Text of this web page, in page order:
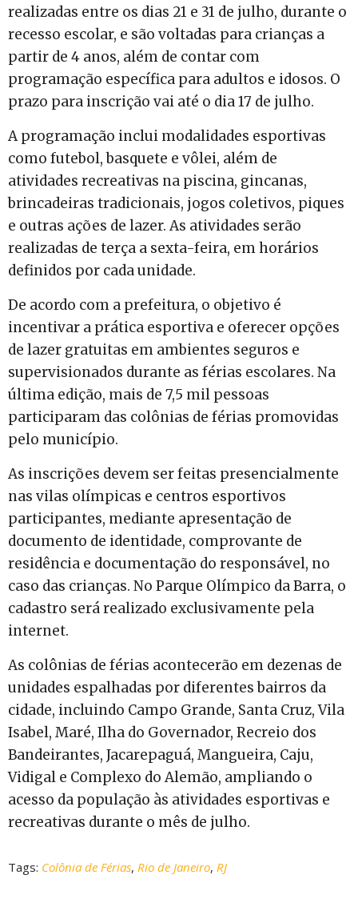
realizadas entre os dias 21 e 31 de julho, durante o
recesso escolar, e são voltadas para crianças a
partir de 4 anos, além de contar com
programação específica para adultos e idosos. O
prazo para inscrição vai até o dia 17 de julho.
A programação inclui modalidades esportivas
como futebol, basquete e vôlei, além de
atividades recreativas na piscina, gincanas,
brincadeiras tradicionais, jogos coletivos, piques
e outras ações de lazer. As atividades serão
realizadas de terça a sexta-feira, em horários
definidos por cada unidade.
De acordo com a prefeitura, o objetivo é
incentivar a prática esportiva e oferecer opções
de lazer gratuitas em ambientes seguros e
supervisionados durante as férias escolares. Na
última edição, mais de 7,5 mil pessoas
participaram das colônias de férias promovidas
pelo município.
As inscrições devem ser feitas presencialmente
nas vilas olímpicas e centros esportivos
participantes, mediante apresentação de
documento de identidade, comprovante de
residência e documentação do responsável, no
caso das crianças. No Parque Olímpico da Barra, o
cadastro será realizado exclusivamente pela
internet.
As colônias de férias acontecerão em dezenas de
unidades espalhadas por diferentes bairros da
cidade, incluindo Campo Grande, Santa Cruz, Vila
Isabel, Maré, Ilha do Governador, Recreio dos
Bandeirantes, Jacarepaguá, Mangueira, Caju,
Vidigal e Complexo do Alemão, ampliando o
acesso da população às atividades esportivas e
recreativas durante o mês de julho.
Tags: Colônia de Férias, Rio de Janeiro, RJ